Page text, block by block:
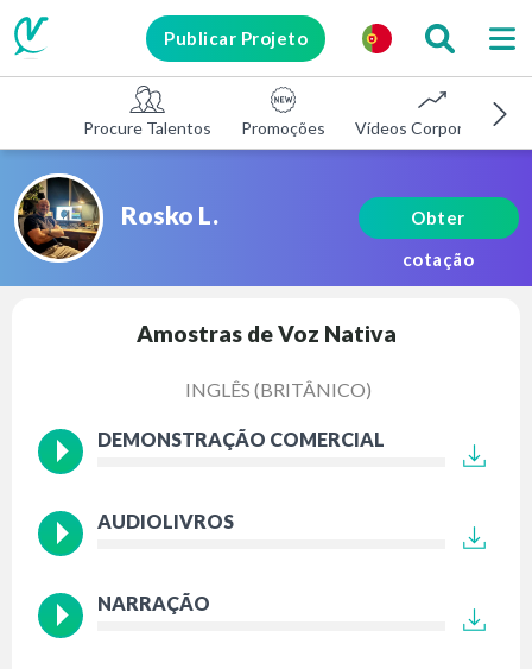
Publicar Projeto
Procure Talentos Promoções Vídeos Corporativos
Rosko L.
Obter
cotação
Amostras de Voz Nativa
INGLÊS (BRITÂNICO)
DEMONSTRAÇÃO COMERCIAL
AUDIOLIVROS
NARRAÇÃO